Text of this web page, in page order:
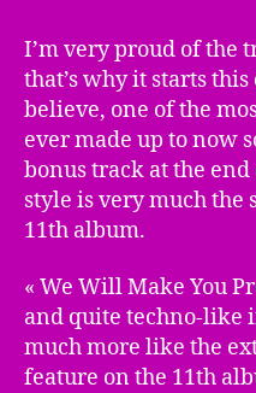
I’m very proud of the
that’s why it starts
believe, one of the
ever made up to now
bonus track at the end
style is very much the
11th album.
« We Will Make You
and quite techno-like
much more like the
feature on the 11th